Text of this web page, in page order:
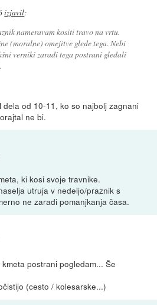
izjavil:
nameravam kositi travo na vrtu.
(moralne) omejitve glede tega. Nebi
verniki zaradi tega postrani gledali
dela od 10-11, ko so najbolj zagnani
ne bi.
ki kosi svoje travnike.
utruja v nedeljo/praznik s
ne zaradi pomanjkanja časa.
postrani pogledam... Še
(cesto / kolesarske...)